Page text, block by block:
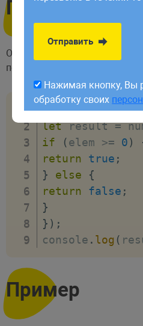
Пример
Отфильтруем массив, оставив
положительные числа:
let numbers = [
let result =
if
(elem >= 0)
return
true ;
}
else
{
return
false ;
}
} ) ;
console . log (
Пример
обработку своих
Отправить
Нажимая кнопку, Вы
обработку своих